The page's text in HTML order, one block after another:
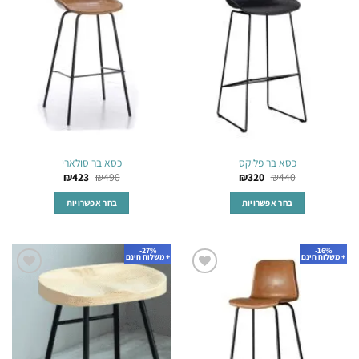
ניתן
לבחור
את
האפשרויות
בעמוד
המוצר
לרשימת
כסא בר פליקס
₪440
₪320
בחר אפשרויות
מספר
סוגים.
ניתן
האפשרויות
כסא בר סולארי
₪490
₪423
בחר אפשרויות
מספר
ניתן
לבחור
את
האפשרויות
16%-
+ משלוח חינם
27%-
+ משלוח חינם
הוסף
לרשימת
המשאלות